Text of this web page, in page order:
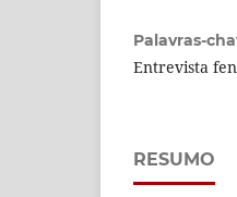
Palavras-
Entrevista
RESUMO